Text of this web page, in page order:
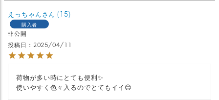
えっちゃん 15
購入者
非公開
投稿日
2025/04/11
荷物が多い時にとても便利✨
使いやすく色々入るのでとてもイイ😊